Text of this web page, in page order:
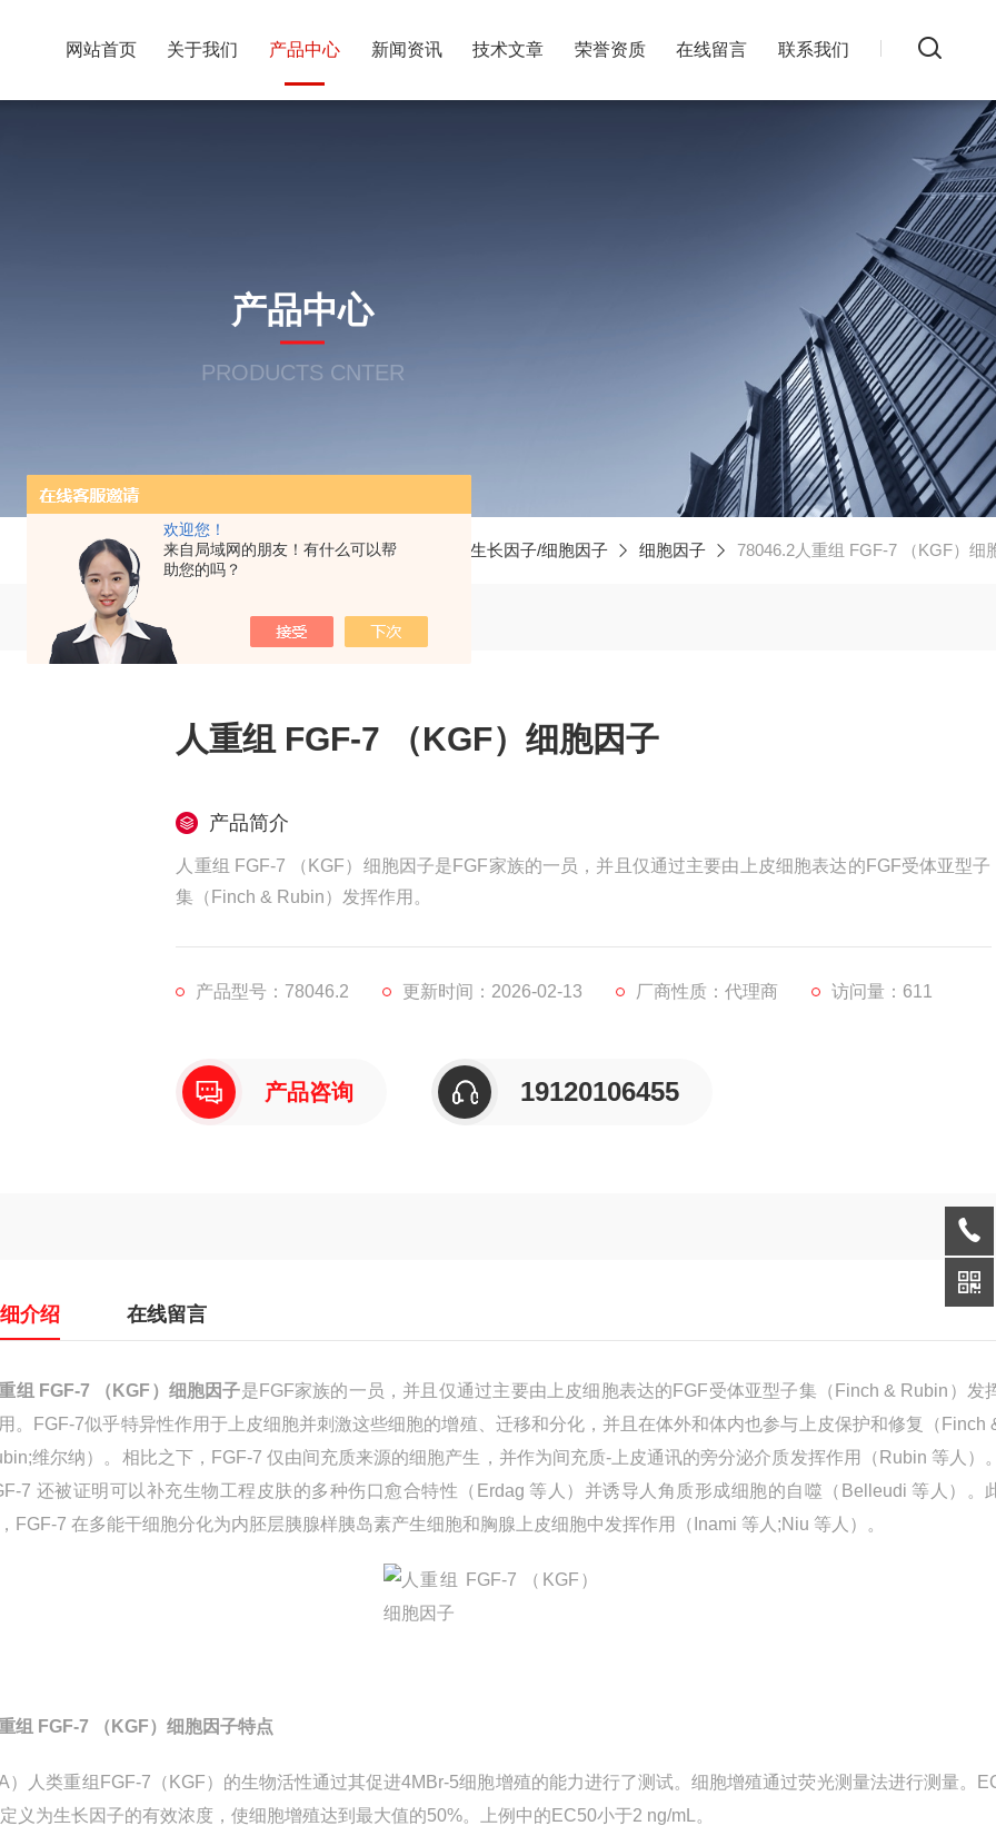
欢迎您！
来自局域网的朋友！有什么可以帮
助您的吗？
网站首页 关于我们 产品中心 新闻资讯 技术文章 荣誉资质 在线留言 联系我们
产品中心
PRODUCTS CNTER
当前位置：首页 产品中心 生长因子/细胞因子 细胞因子 78046.2人重组 FGF-7 （KGF）细
人重组 FGF-7 （KGF）细胞因子
产品简介
人重组 FGF-7 （KGF）细胞因子是FGF家族的一员，并且仅通过主要由上皮细胞表达的FGF受体亚型子
集（Finch & Rubin）发挥作用。
产品型号：78046.2 更新时间：2026-02-13 厂商性质：代理商 访问量：611
产品咨询 19120106455
介绍 在线留言
组 FGF-7 （KGF）细胞因子是FGF家族的一员，并且仅通过主要由上皮细胞表达的FGF受体亚型子集（Finch & Rubin）发
。FGF-7似乎特异性作用于上皮细胞并刺激这些细胞的增殖、迁移和分化，并且在体外和体内也参与上皮保护和修复（Finch
维尔纳）。相比之下，FGF-7 仅由间充质来源的细胞产生，并作为间充质-上皮通讯的旁分泌介质发挥作用（Rubin 等人）
7 还被证明可以补充生物工程皮肤的多种伤口愈合特性（Erdag 等人）并诱导人角质形成细胞的自噬（Belleudi 等人）。
FGF-7 在多能干细胞分化为内胚层胰腺样胰岛素产生细胞和胸腺上皮细胞中发挥作用（Inami 等人;Niu 等人）。
组 FGF-7 （KGF）细胞因子特点
）人类重组FGF-7（KGF）的生物活性通过其促进4MBr-5细胞增殖的能力进行了测试。细胞增殖通过荧光测量法进行测量。
义为生长因子的有效浓度，使细胞增殖达到最大值的50%。上例中的EC50小于2 ng/mL。